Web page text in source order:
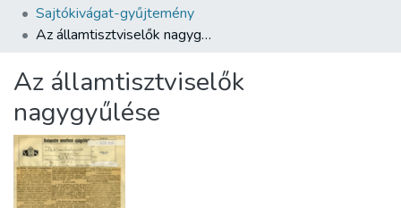
All of DSpace
Sajtókivágat-gyűjtemény
Az államtisztviselők nagygyűlése
Az államtisztviselők
nagygyűlése